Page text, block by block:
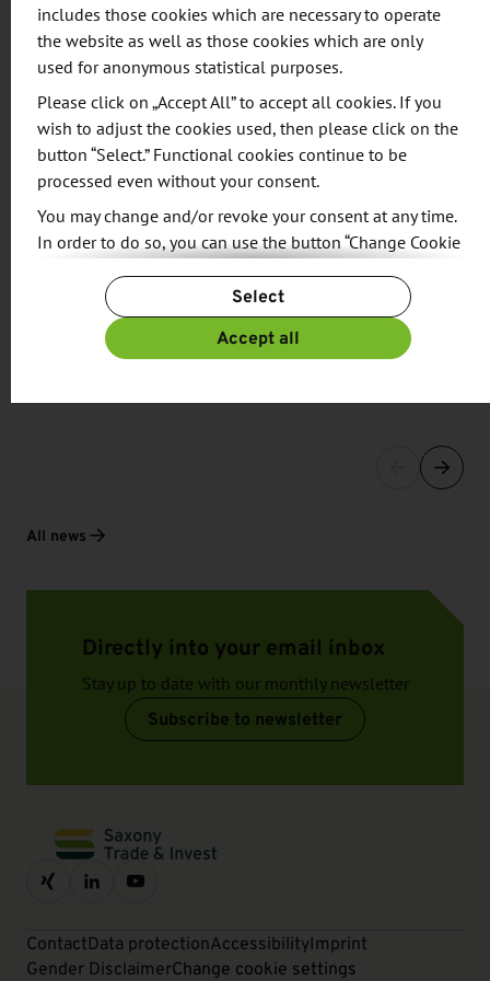
RELATED NEWS
TU Dresden und Max-Planck-Institut
intensivieren Zusammenarbeit
03/15/2018
All news
Directly into your email inbox
Stay up to date with our monthly newsletter
Subscribe to newsletter
ContactData protectionAccessibilityImprint
Gender DisclaimerChange cookie settings
includes those cookies which are necessary to operate
the website as well as those cookies which are only
used for anonymous statistical purposes.
Please click on „Accept All” to accept all cookies. If you
wish to adjust the cookies used, then please click on the
button “Select.” Functional cookies continue to be
processed even without your consent.
You may change and/or revoke your consent at any time.
In order to do so, you can use the button “Change Cookie
For more information, please see our
Privacy Policy.
Additional information can be found in our
Imprint
Select
Accept all